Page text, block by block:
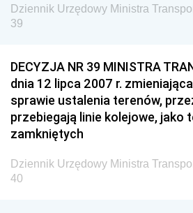
Dziennik Urzędowy Centralnego
Antykorupcyjnego
Dziennik Urzędowy Agencji
Wewnętrznego
Rzeczypospolitej Polskiej
Dziennik Urzędowy Ministra
39
DECYZJA NR 39 MINISTRA
dnia 12 lipca 2007 r.
sprawie ustalenia terenów,
przebiegają linie kolejowe, jako
zamkniętych
Dziennik Urzędowy Ministra
40